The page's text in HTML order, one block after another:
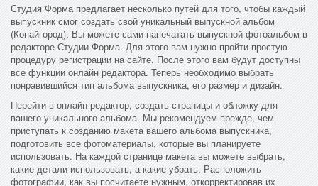
Студия Форма предлагает несколько путей для того, чтобы каждый
выпускник смог создать свой уникальный выпускной альбом
(Копайгород). Вы можете сами напечатать выпускной фотоальбом в
редакторе Студии Форма. Для этого вам нужно пройти простую
процедуру регистрации на сайте. После этого вам будут доступны
все функции онлайн редактора. Теперь необходимо выбрать
понравившийся тип альбома выпускника, его размер и дизайн.
Перейти в онлайн редактор, создать страницы и обложку для
вашего уникального альбома. Мы рекомендуем прежде, чем
приступать к созданию макета вашего альбома выпускника,
подготовить все фотоматериалы, которые вы планируете
использовать. На каждой странице макета вы можете выбрать,
какие детали использовать, а какие убрать. Расположить
фотографии, как вы посчитаете нужным, откорректировав их